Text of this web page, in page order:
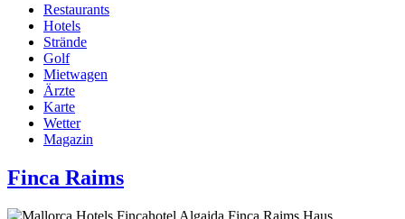
Restaurants
Hotels
Strände
Golf
Mietwagen
Ärzte
Karte
Wetter
Magazin
Finca Raims